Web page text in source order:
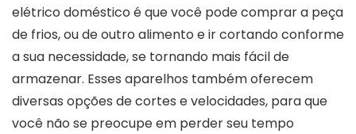
elétrico doméstico é que você pode comprar a peça
de frios, ou de outro alimento e ir cortando conforme
a sua necessidade, se tornando mais fácil de
armazenar. Esses aparelhos também oferecem
diversas opções de cortes e velocidades, para que
você não se preocupe em perder seu tempo